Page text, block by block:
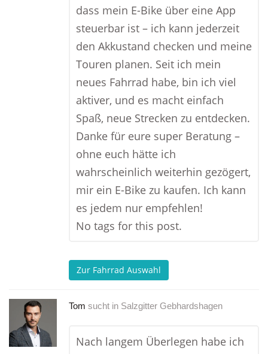
dass mein E-Bike über eine App
steuerbar ist – ich kann jederzeit
den Akkustand checken und meine
Touren planen. Seit ich mein
neues Fahrrad habe, bin ich viel
aktiver, und es macht einfach
Spaß, neue Strecken zu entdecken.
Danke für eure super Beratung –
ohne euch hätte ich
wahrscheinlich weiterhin gezögert,
mir ein E-Bike zu kaufen. Ich kann
es jedem nur empfehlen!
No tags for this post.
Zur Fahrrad Auswahl
Tom sucht in Salzgitter Gebhardshagen
Nach langem Überlegen habe ich